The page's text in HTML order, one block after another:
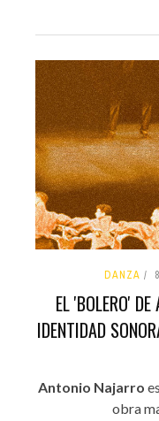
DANZA
EL 'BOLERO'
IDENTIDAD
Antonio Najarro
obra